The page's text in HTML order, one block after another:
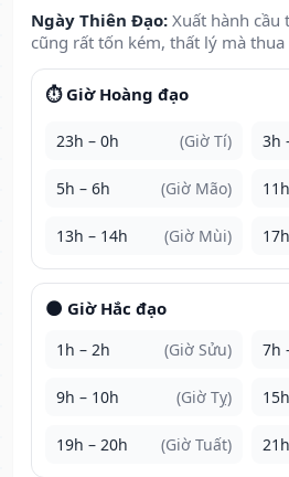
Ngày Thiên Đạo: Xuất hành cầu
cũng rất tốn kém, thất lý mà thua
⏱️ Giờ Hoàng đạo
23h – 0h (Giờ Tí) 3h
5h – 6h (Giờ Mão)
13h – 14h (Giờ Mùi)
🌑 Giờ Hắc đạo
1h – 2h (Giờ Sửu) 7h
9h – 10h (Giờ Tỵ)
19h – 20h (Giờ Tuất)